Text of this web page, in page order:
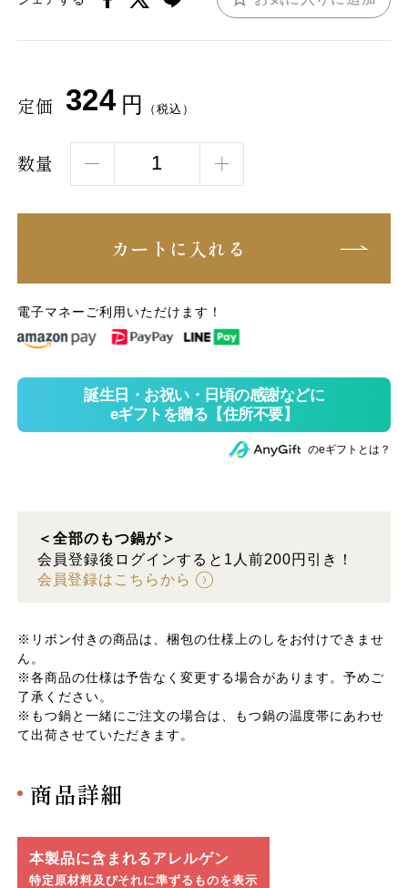
定価 324 円 （税込）
数量
カートに入れる
電子マネーご利用いただけます！
のeギフトとは？
＜全部のもつ鍋が＞
会員登録後ログインすると1人前200円引き！
会員登録はこちらから
※リボン付きの商品は、梱包の仕様上のしをお付けできませ
ん。
※各商品の仕様は予告なく変更する場合があります。予めご
了承ください。
※もつ鍋と一緒にご注文の場合は、もつ鍋の温度帯にあわせ
て出荷させていただきます。
商品詳細
本製品に含まれるアレルゲン
特定原材料及びそれに準ずるものを表示